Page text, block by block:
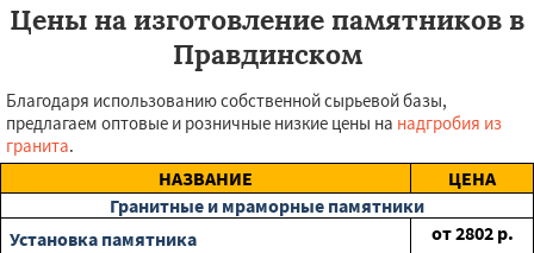
Цены на изготовление памятников в
Правдинском
Благодаря использованию собственной сырьевой базы,
предлагаем оптовые и розничные низкие цены на надгробия из
гранита.
НАЗВАНИЕ
ЦЕНА
Гранитные и мраморные памятники
Установка памятника
от2802 р.